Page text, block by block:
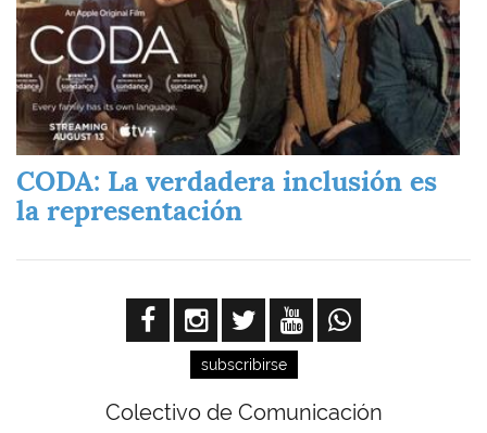
CODA: La verdadera inclusión es
la representación
subscribirse
Colectivo de Comunicación